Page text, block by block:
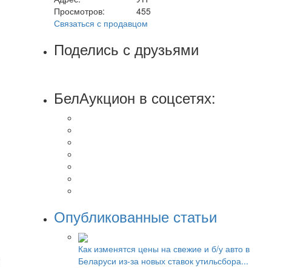
Просмотров:
455
Связаться с продавцом
Поделись с друзьями
БелАукцион в соцсетях:
Опубликованные статьи
Как изменятся цены на свежие и б/у авто в
Беларуси из-за новых ставок утильсбора...